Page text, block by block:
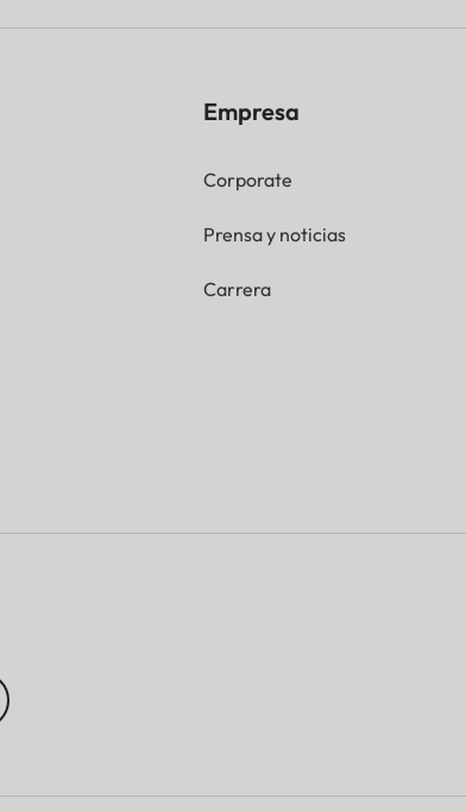
Empresa
Corporate
Prensa y noticias
Carrera